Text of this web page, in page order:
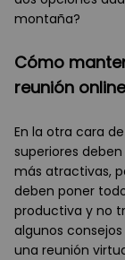
montaña?
Cómo
reunión online
En la otra cara
superiores
más atractivas,
deben poner
productiva y no
algunos
una reunión